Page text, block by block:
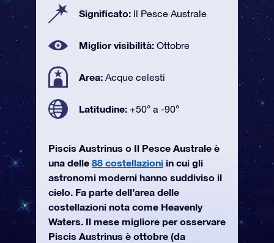
Significato: Il Pesce Australe
Miglior visibilità: Ottobre
Area: Acque celesti
Latitudine: +50° a -90°
Piscis Austrinus o Il Pesce Australe è
una delle 88 costellazioni in cui gli
astronomi moderni hanno suddiviso il
cielo. Fa parte dell’area delle
costellazioni nota come Heavenly
Waters. Il mese migliore per osservare
Piscis Austrinus è ottobre (da